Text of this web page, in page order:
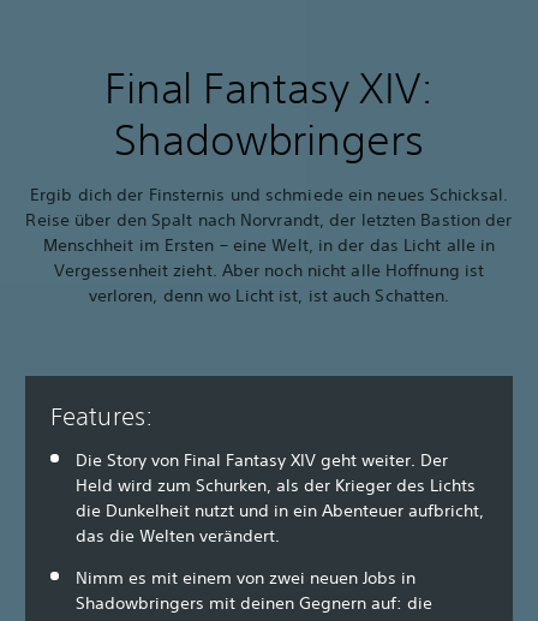
Final Fantasy XIV:
Shadowbringers
Ergib dich der Finsternis und schmiede ein neues Schicksal.
Reise über den Spalt nach Norvrandt, der letzten Bastion der
Menschheit im Ersten – eine Welt, in der das Licht alle in
Vergessenheit zieht. Aber noch nicht alle Hoffnung ist
verloren, denn wo Licht ist, ist auch Schatten.
Features:
Die Story von Final Fantasy XIV geht weiter. Der
Held wird zum Schurken, als der Krieger des Lichts
die Dunkelheit nutzt und in ein Abenteuer aufbricht,
das die Welten verändert.
Nimm es mit einem von zwei neuen Jobs in
Shadowbringers mit deinen Gegnern auf: die